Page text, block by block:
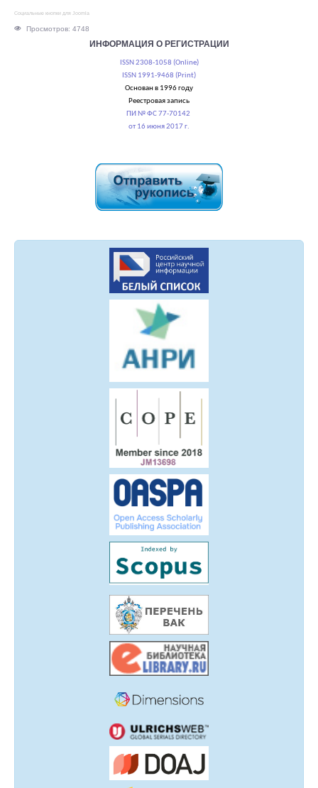
Социальные кнопки для Joomla
Просмотров: 4748
ИНФОРМАЦИЯ О РЕГИСТРАЦИИ
ISSN 2308-1058 (Online)
ISSN 1991-9468 (Print)
Основан в 1996 году
Реестровая запись
ПИ № ФС 77-70142
от 16 июня 2017 г.